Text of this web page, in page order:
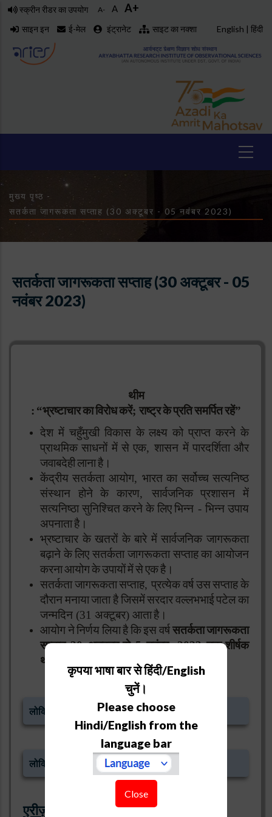
Skip
content
स्क्रीन रीडर का उपयोग A- A A+
साइन इन ई-मेल इंट्रानेट साइट का नक्शा English | हिंदी
Breadcrumb
मुख्य पृष्ठ -
सतर्कता जागरूकता सप्ताह (30 अक्टूबर - 05 नवंबर 2023)
सतर्कता जागरूकता सप्ताह (30 अक्टूबर - 05
नवंबर 2023)
थीम
: “भ्रष्टाचारकाविरोधकरें; राष्ट्रकेप्रतिसमर्पितरहें”
देश में चहुँमुखी विकास के लक्ष्य को प्राप्त करने के
प्राथमिक साधनों में से एक,शासन में पारदर्शिता और
जवाबदेहीलानाहै।
केंद्रीय सतर्कता आयोग,भारत का सर्वोच्च सत्यनिष्ठ
संस्थान
होने के कारण, सार्वजनिक प्रशासन
में
सत्यनिष्ठा सुनिश्चित करने के लिए भिन्न -भिन्न उपाय
अपनाताहै।
भ्रष्टाचार के खतरों के बारे में सार्वजनिक जागरूकता
बढ़ाने के लिए सतर्कता जागरूकता सप्ताह का आयोजन
करनाआयोगकेउपायोंमेंसेएकहै।
सतर्कताजागरूकतासप्ताह,प्रत्येकवर्षउससप्ताहके
दौरानमनायाजाताहैजिसमेंसरदारवल्लभभाईपटेलका
जन्मदिन (31 अक्टूबर) आताहै।
आयोगनेनिर्णयलियाहैकिइसवर्षसतर्कताजागरूकता
सप्ताह30अक्टूबर से5नवंबर,2023तक शीर्षक
थीम
जाएगा।
लोकिहत प्रकटीकरण और मुखिबर संरक्षण (पिडपी) पोस्टर
लोकिहत प्रकटीकरण और मुखिबर संरक्षण (पिडपी)
एरीज़, नैनीताल में गतिविधियों की अनुसूची
कृपया भाषा बार से हिंदी/English
चुनें।
Please choose
Hindi/English from the
language bar
Close